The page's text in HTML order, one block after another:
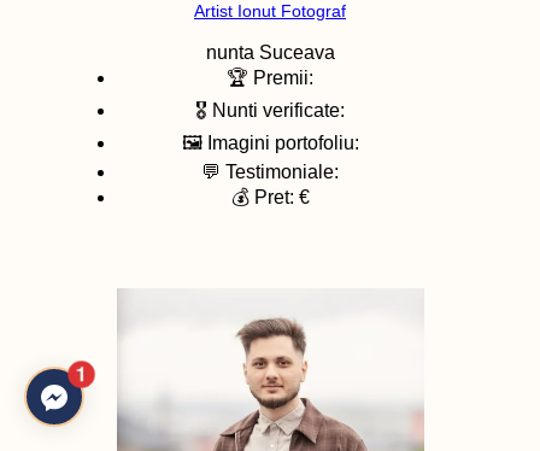
Artist Ionut Fotograf
nunta Suceava
🏆 Premii:
🎖️ Nunti verificate:
🖼️ Imagini portofoliu:
💬 Testimoniale:
💰 Pret: €